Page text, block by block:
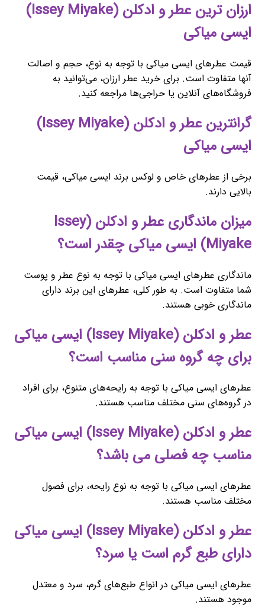
ارزان ترین عطر و ادکلن (Issey Miyake)
ایسی میاکی
قیمت عطرهای ایسی میاکی با توجه به نوع، حجم و اصالت
آنها متفاوت است. برای خرید عطر ارزان، می‌توانید به
فروشگاه‌های آنلاین یا حراجی‌ها مراجعه کنید.
گرانترین عطر و ادکلن (Issey Miyake)
ایسی میاکی
برخی از عطرهای خاص و لوکس برند ایسی میاکی، قیمت
بالایی دارند.
میزان ماندگاری عطر و ادکلن (Issey
Miyake) ایسی میاکی چقدر است؟
ماندگاری عطرهای ایسی میاکی با توجه به نوع عطر و پوست
شما متفاوت است. به طور کلی، عطرهای این برند دارای
ماندگاری خوبی هستند.
عطر و ادکلن (Issey Miyake) ایسی میاکی
برای چه گروه سنی مناسب است؟
عطرهای ایسی میاکی با توجه به رایحه‌های متنوع، برای افراد
در گروه‌های سنی مختلف مناسب هستند.
عطر و ادکلن (Issey Miyake) ایسی میاکی
مناسب چه فصلی می باشد؟
عطرهای ایسی میاکی با توجه به نوع رایحه، برای فصول
مختلف مناسب هستند.
عطر و ادکلن (Issey Miyake) ایسی میاکی
دارای طبع گرم است یا سرد؟
عطرهای ایسی میاکی در انواع طبع‌های گرم، سرد و معتدل
موجود هستند.